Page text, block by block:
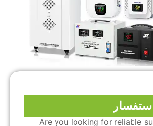
Are you looking for reliable